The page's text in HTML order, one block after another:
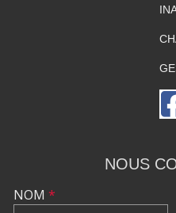
NOUS
NOM *